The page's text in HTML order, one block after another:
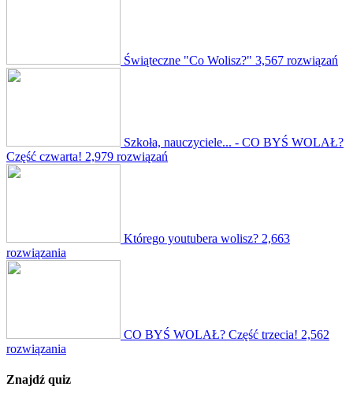
Świąteczne "Co Wolisz?" 3,567 rozwiązań
Szkoła, nauczyciele... - CO BYŚ WOLAŁ?
Część czwarta! 2,979 rozwiązań
Którego youtubera wolisz? 2,663
rozwiązania
CO BYŚ WOLAŁ? Część trzecia! 2,562
rozwiązania
Znajdź quiz